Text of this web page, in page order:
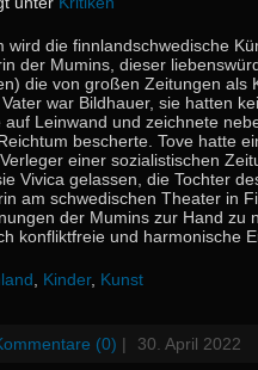
wird die finnlandschwedische
der Mumins, dieser
die von großen Zeitungen als
war Bildhauer, sie hatten
Leinwand und zeichnete
bescherte. Tove hatte
einer sozialistischen
Vivica gelassen, die Tochter
am schwedischen Theater in
der Mumins zur Hand zu
konfliktfreie und harmonische
Kinder, Kunst
(0) | 30. April 2022